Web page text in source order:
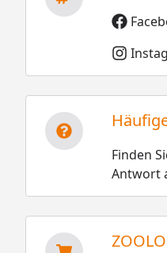
Finden
Antwort